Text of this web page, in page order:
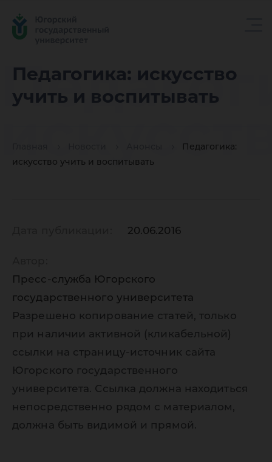
Педагогика: искусство
учить и воспитывать
Педагогика:
искусство учить и воспитывать
учить и
20.06.2016
Пресс-служба Югорского
государственного университета
Разрешено копирование статей, только
при наличии активной (кликабельной)
ссылки на страницу-источник сайта
Югорского государственного
университета. Ссылка должна находиться
непосредственно рядом с материалом,
должна быть видимой и прямой.